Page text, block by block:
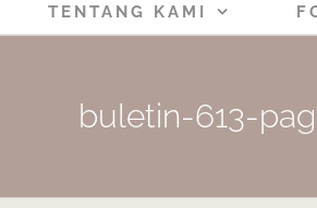
TENTANG KAMI
buletin-613-